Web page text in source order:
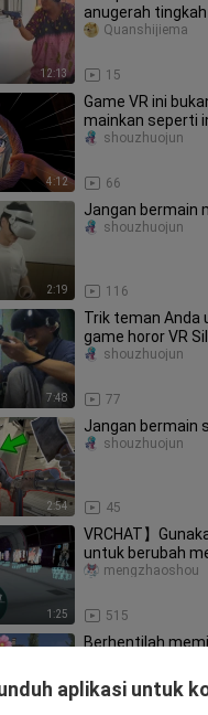
12:13
anugerah
membingungkan
15
Quanshijiema
4:12
Game VR ini
mainkan seperti
66
shouzhuojun
2:19
Jangan bermain
116
shouzhuojun
7:48
Trik teman Anda
game horor VR
77
shouzhuojun
2:54
Jangan bermain
45
shouzhuojun
1:25
VRCHAT】
untuk berubah
Bulid
515
mengzhaoshou
Berhentilah
shouzhuojun
aplikasi untuk